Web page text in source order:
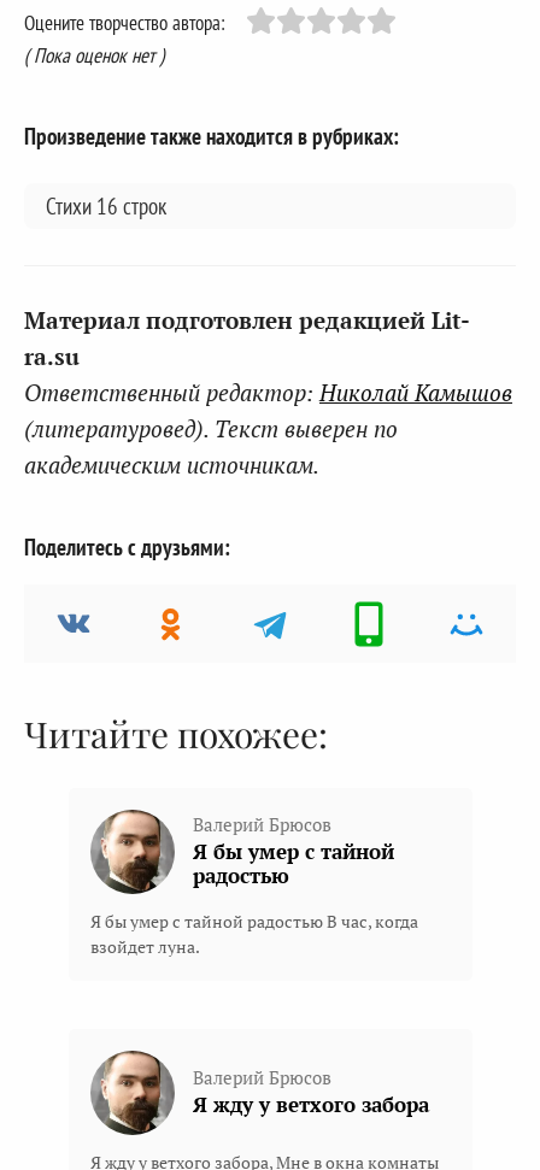
Оцените творчество автора:
( Пока оценок нет )
Произведение также находится в рубриках:
Стихи 16 строк
Материал подготовлен редакцией Lit-
ra.su
Ответственный редактор:Николай Камышов
(литературовед). Текст выверен по
академическим источникам.
Поделитесь с друзьями:
Читайте похожее:
Валерий Брюсов
Я бы умер с тайной
радостью
Я бы умер с тайной радостью В час, когда
взойдет луна.
Валерий Брюсов
Я жду у ветхого забора
Я жду у ветхого забора, Мне в окна комнаты